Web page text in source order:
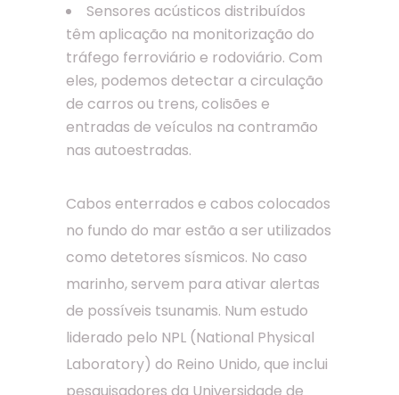
Sensores acústicos distribuídos
têm aplicação na monitorização do
tráfego ferroviário e rodoviário. Com
eles, podemos detectar a circulação
de carros ou trens, colisões e
entradas de veículos na contramão
nas autoestradas.
Cabos enterrados e cabos colocados
no fundo do mar estão a ser utilizados
como detetores sísmicos. No caso
marinho, servem para ativar alertas
de possíveis tsunamis. Num estudo
liderado pelo NPL (National Physical
Laboratory) do Reino Unido, que inclui